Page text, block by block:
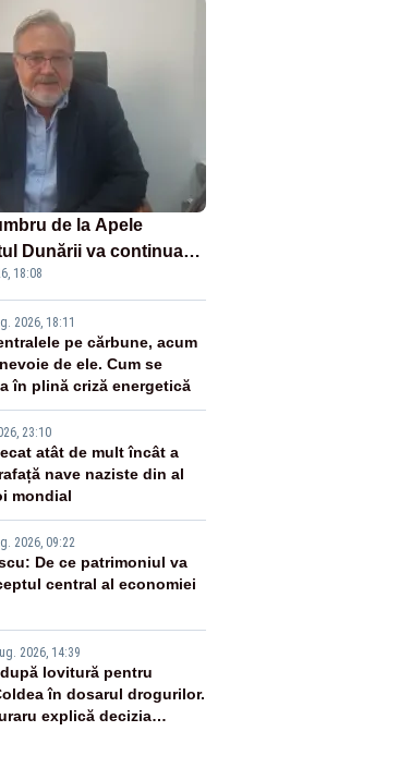
de la Apele
Dunării va continua
s-ar putea închide
18:08
2026, 18:11
pe cărbune, acum
de ele. Cum se
în plină criză energetică
23:10
atât de mult încât a
nave naziste din al
mondial
2026, 09:22
De ce patrimoniul va
central al economiei
2026, 14:39
lovitură pentru
în dosarul drogurilor.
explică decizia